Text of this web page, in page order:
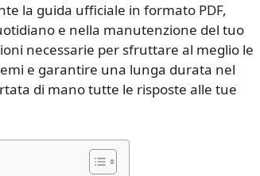
la guida ufficiale in formato PDF,
e nella manutenzione del tuo
necessarie per sfruttare al meglio le
e garantire una lunga durata nel
di mano tutte le risposte alle tue